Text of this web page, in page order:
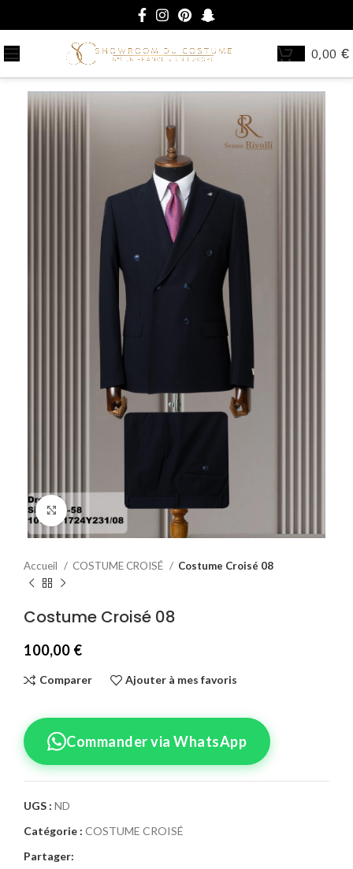
0,00 €
Agrandir
Accueil COSTUME CROISÉ Costume Croisé 08
Costume Croisé 08
100,00 €
Comparer Ajouter à mes favoris
Commander via WhatsApp
UGS : ND
Catégorie : COSTUME CROISÉ
Partager: